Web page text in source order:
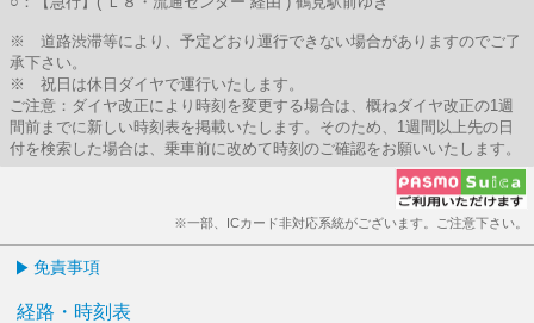
※ 道路渋滞等により、予定どおり運行できない場合がありますのでご了
承下さい。
※ 祝日は休日ダイヤで運行いたします。
ご注意：ダイヤ改正により時刻を変更する場合は、概ねダイヤ改正の1週
間前までに新しい時刻表を掲載いたします。そのため、1週間以上先の日
付を検索した場合は、乗車前に改めて時刻のご確認をお願いいたします。
※一部、ICカード非対応系統がございます。ご注意下さい。
免責事項
経路・時刻表